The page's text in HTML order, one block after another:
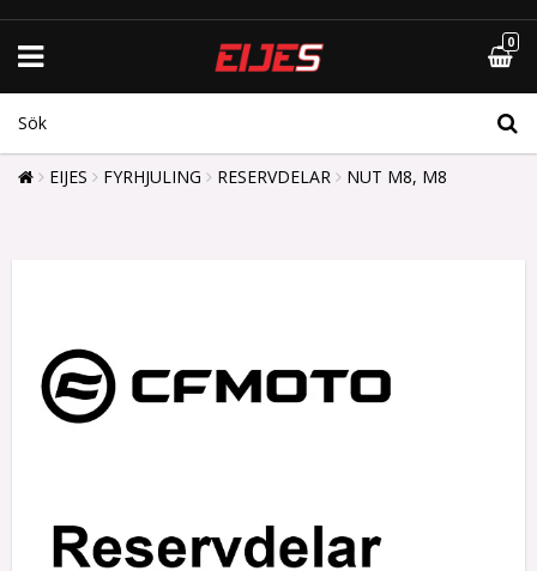
0
EIJES FYRHJULING RESERVDELAR NUT M8, M8